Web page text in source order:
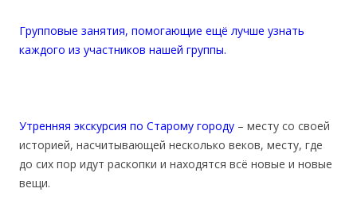
Групповые занятия, помогающие ещё лучше узнать
каждого из участников нашей группы.
Утренняя экскурсия по Старому городу – месту со своей
историей, насчитывающей несколько веков, месту, где
до сих пор идут раскопки и находятся всё новые и новые
вещи.